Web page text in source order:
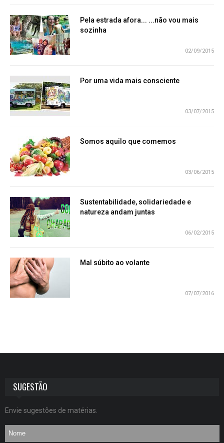
Pela estrada afora... ...não vou mais
sozinha
02/09/2015
Por uma vida mais consciente
03/07/2015
Somos aquilo que comemos
03/06/2015
Sustentabilidade, solidariedade e
natureza andam juntas
06/02/2015
Mal súbito ao volante
07/07/2016
SUGESTÃO
Envie sugestões de matérias.